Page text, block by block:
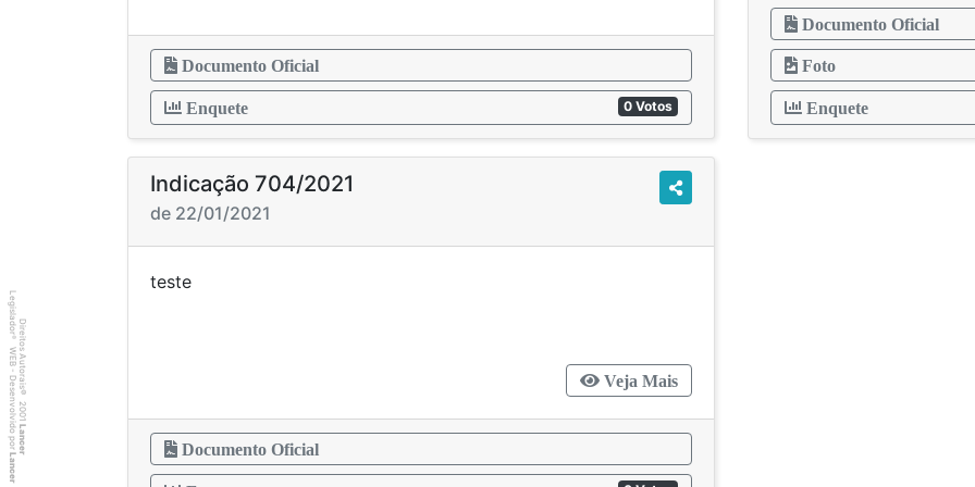
Documento Oficial
Enquete 0 Votos
Documento Oficial
Foto
Enquete
Indicação 704/2021
de 22/01/2021
teste
Veja Mais
Documento Oficial
Direitos Autorais
©
2001
Lancer
Legislador
®
WEB - Desenvolvido por
Lancer